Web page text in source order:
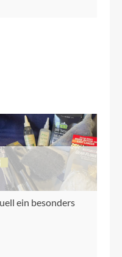
ein besonders